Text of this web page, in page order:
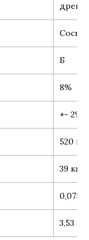
Сосна
Б
8%
+- 2%
520
39 кг
0,075
3,53 м2